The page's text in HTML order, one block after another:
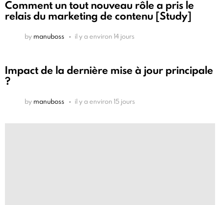
Comment un tout nouveau rôle a pris le
relais du marketing de contenu [Study]
by manuboss il y a environ 14 jours
Impact de la dernière mise à jour principale
?
by manuboss il y a environ 15 jours